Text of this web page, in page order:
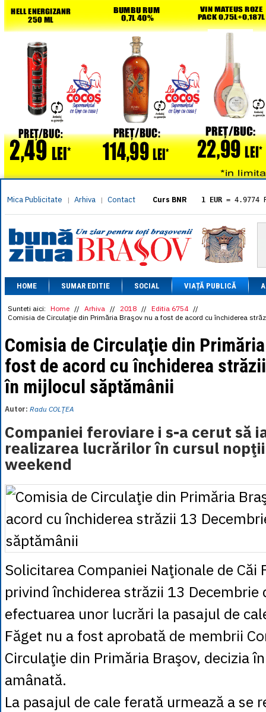
Mica Publicitate | Arhiva | Contact Curs BNR 1 EUR = 4.9774
= 5.8304
1 XAU= 464.4611
1 AED= 1.1933
1 AUD= 2.7957
1 BGN= 2.5449
1 CAD= 3.1559
1 CHF= 5.2813
1 CZK= 0.1993
1 EGP
= 0.0860
1 HUF = 1.2223
1 INR= 0.0513
1 JPY= 3.0556
= 2.6097
1 PLN = 1.1646
1 RSD
= 0.0425
= 0.0530
1 UAH
1 XDR
= 5.9383
HOME SUMAR EDITIE SOCIAL VIAȚĂ PUBLICĂ
Sunteti aici: Home // Arhiva // 2018 // Editia 6754 //
Comisia de Circulaţie din Primăria Braşov nu a fost de acord cu închiderea
Comisia de Circulaţie din
fost de acord cu închiderea
în mijlocul săptămânii
Autor: Radu COLŢEA
Companiei feroviare i s-a cerut să
realizarea lucrărilor în cursul
weekend
Solicitarea Companiei Naţionale de Căi
privind închiderea străzii 13 Decembrie
efectuarea unor lucrări la pasajul de
Făget nu a fost aprobată de membrii
Circulaţie din Primăria Braşov, decizia
amânată.
La pasajul de cale ferată urmează a se